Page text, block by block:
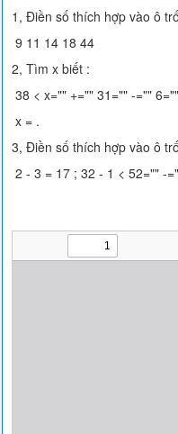
1, Điền số thích hợp vào ô
9 11 14 18 44
2, Tìm x biết :
38 < x="" +="" 31="" -=""
x = .
3, Điền số thích hợp vào ô
2 - 3 = 17 ; 32 - 1 < 52="" -